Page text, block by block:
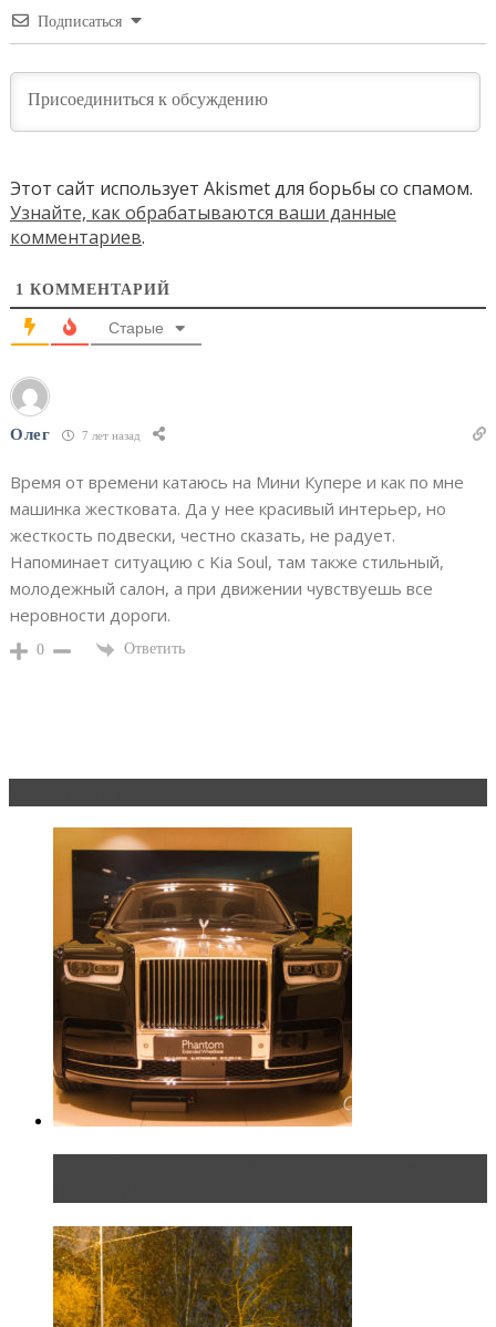
Подписаться
Этот сайт использует Akismet для борьбы со спамом.
Узнайте, как обрабатываются ваши данные
комментариев.
1 КОММЕНТАРИЙ
Старые
Олег 7 лет назад
Время от времени катаюсь на Мини Купере и как по мне
машинка жестковата. Да у нее красивый интерьер, но
жесткость подвески, честно сказать, не радует.
Напоминает ситуацию с Kia Soul, там также стильный,
молодежный салон, а при движении чувствуешь все
неровности дороги.
0 Ответить